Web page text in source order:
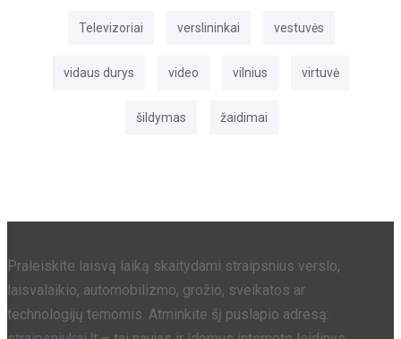
Televizoriai verslininkai vestuvės
vidaus durys video vilnius virtuvė
šildymas žaidimai
Praleiskite laisvą laiką skaitydami straipsnius verslo,
laisvalaikio, automobilizmo, grožio, sveikatos ar
technologijų temomis. Atminkite šį puslapio adresą: